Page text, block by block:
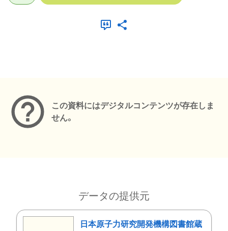
この資料にはデジタルコンテンツが存在しま
せん。
データの提供元
日本原子力研究開発機構図書館蔵